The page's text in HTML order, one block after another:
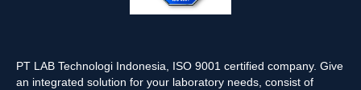
PT LAB Technologi Indonesia, ISO 9001 certified company. Give
an integrated solution for your laboratory needs, consist of